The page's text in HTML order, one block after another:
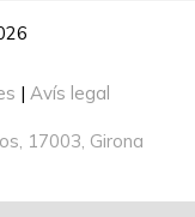
| Avís legal
17003, Girona